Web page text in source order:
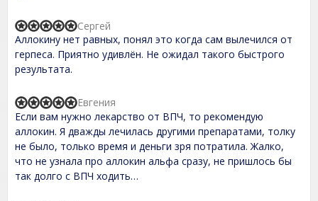
u
t
f
5
R
a
t
e
d
,
0
o
u
t
o
f
5
Аллокину нет равных, понял это когда сам вылечился от
герпеса. Приятно удивлён. Не ожидал такого быстрого
результата.
Сергей
R
a
t
d
5
,
Если вам нужно лекарство от ВПЧ, то рекомендую
аллокин. Я дважды лечилась другими препаратами, толку
не было, только время и деньги зря потратила. Жалко,
что не узнала про аллокин альфа сразу, не пришлось бы
так долго с ВПЧ ходить…
Евгения